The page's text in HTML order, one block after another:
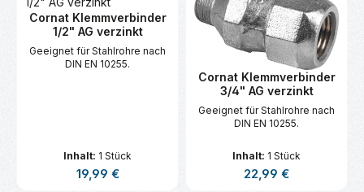
Cornat Klemmverbinder
1/2" AG verzinkt
Geeignet für Stahlrohre nach
DIN EN 10255.
Inhalt: 1 Stück
Regulärer Preis:
19,99 €
Cornat Klemmverbinder
3/4" AG verzinkt
Geeignet für Stahlrohre nach
DIN EN 10255.
Inhalt: 1 Stück
Regulärer Preis:
22,99 €